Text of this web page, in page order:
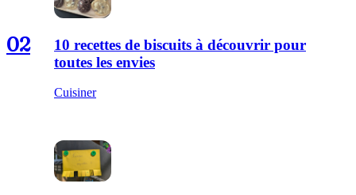
02
10 recettes de biscuits à découvrir pour
toutes les envies
Cuisiner